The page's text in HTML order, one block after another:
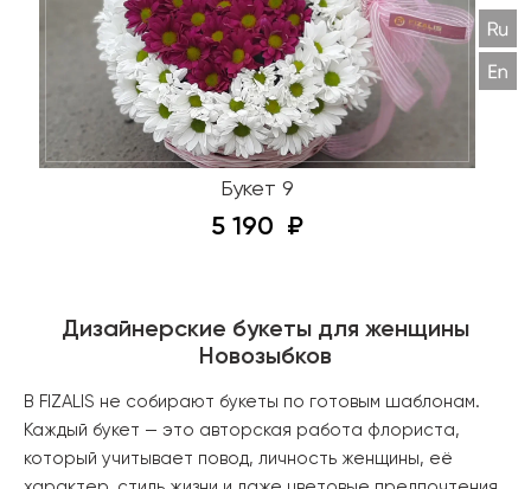
Букет 9
5 190
Дизайнерские букеты для женщины
Новозыбков
В FIZALIS не собирают букеты по готовым шаблонам.
Каждый букет — это авторская работа флориста,
который учитывает повод, личность женщины, её